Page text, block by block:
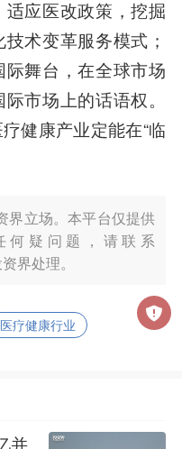
应医改政策，挖掘
术变革服务模式；
舞台，在全球市场
市场上的话语权。
健康产业定能在“临
界立场。本平台仅提供
何疑问题，请联系
界处理。
医疗健康行业
并